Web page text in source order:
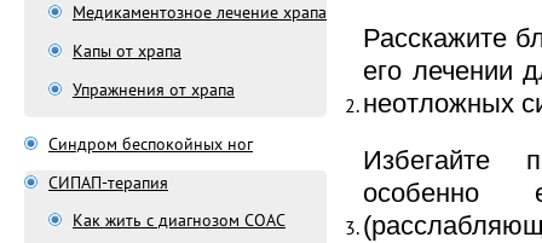
Расскажите
его лечении
неотложных
Избегайте
особенно
Медикаментозное лечение храпа
Капы от храпа
Упражнения от храпа
Синдром беспокойных ног
СИПАП-терапия
Как жить с диагнозом СОАС